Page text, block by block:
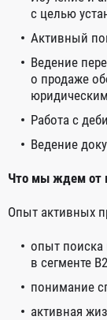
с целью
Активный
Ведение
о продаже
Работа с
Ведение
Что мы ждем от
Опыт активных
опыт поиска
в сегменте
понимание
активная